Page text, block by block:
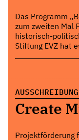
Das Programm
zum zweiten Mal
historisch-
Stiftung EVZ hat
Create
Projektförderung